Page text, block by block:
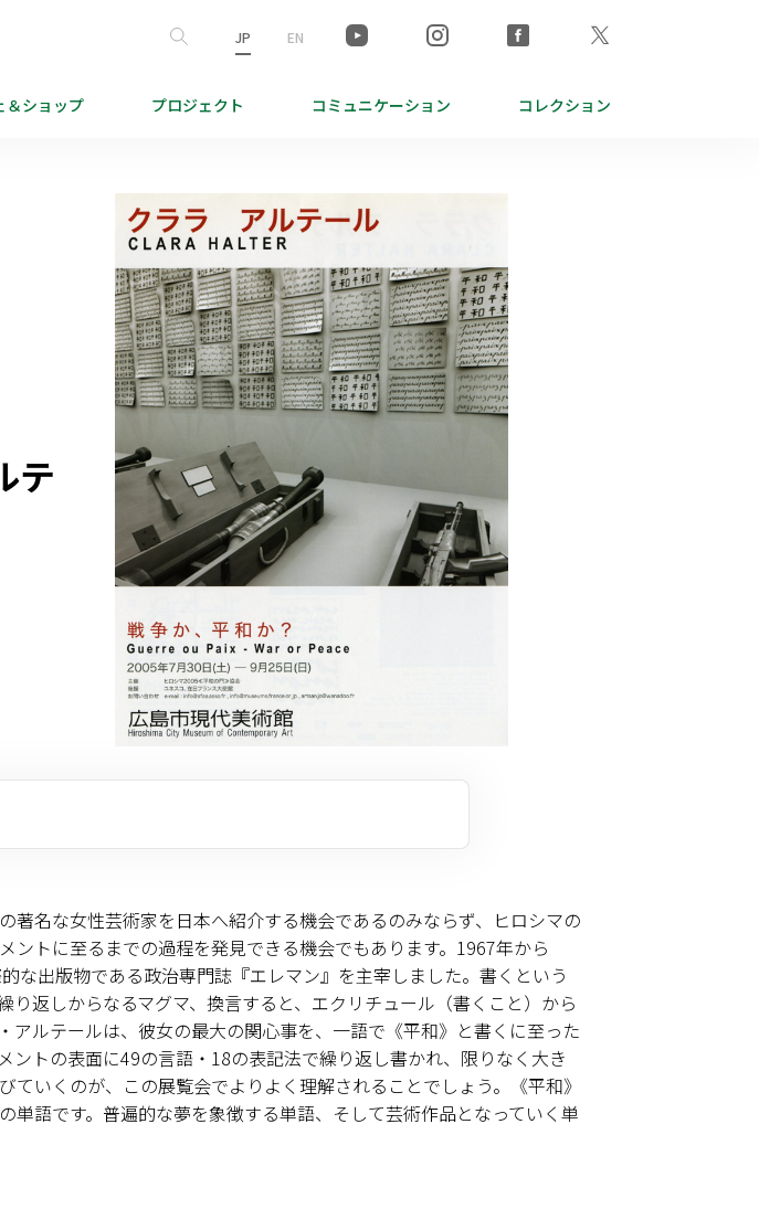
JP EN
＆ショップ プロジェクト コミュニケーション コレクション
テ
名な女性芸術家を日本へ紹介する機会であるのみならず、ヒロシマの
ントに至るまでの過程を発見できる機会でもあります。1967年から
な出版物である政治専門誌『エレマン』を主宰しました。書くという
返しからなるマグマ、換言すると、エクリチュール（書くこと）から
ルテールは、彼女の最大の関心事を、一語で《平和》と書くに至った
トの表面に49の言語・18の表記法で繰り返し書かれ、限りなく大き
いくのが、この展覧会でよりよく理解されることでしょう。《平和》
語です。普遍的な夢を象徴する単語、そして芸術作品となっていく単